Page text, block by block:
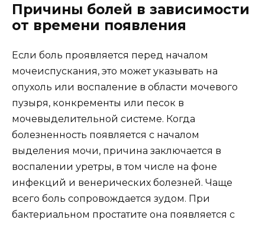
Причины болей в зависимости
от времени появления
Если боль проявляется перед началом
мочеиспускания, это может указывать на
опухоль или воспаление в области мочевого
пузыря, конкременты или песок в
мочевыделительной системе. Когда
болезненность появляется с началом
выделения мочи, причина заключается в
воспалении уретры, в том числе на фоне
инфекций и венерических болезней. Чаще
всего боль сопровождается зудом. При
бактериальном простатите она появляется с